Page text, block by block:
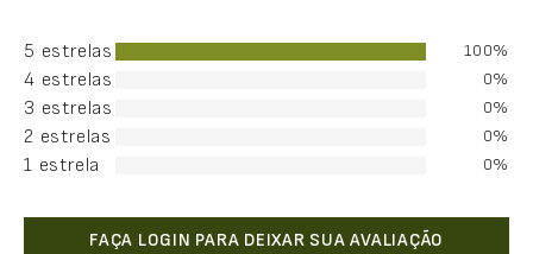
5 estrelas 100%
4 estrelas 0%
3 estrelas 0%
2 estrelas 0%
1 estrela 0%